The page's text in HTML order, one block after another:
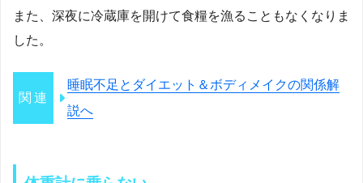
また、深夜に冷蔵庫を開けて食糧を漁ることもなくなりま
した。
睡眠不足とダイエット＆ボディメイクの関係解
説へ